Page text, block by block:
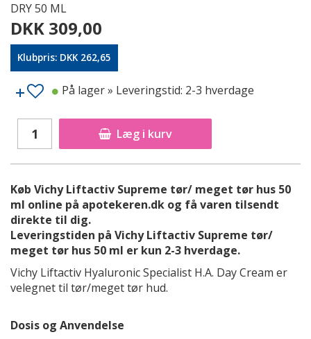
DRY 50 ML
DKK 309,00
Klubpris: DKK 262,65
Læg i kurv
På lager» Leveringstid: 2-3 hverdage
Køb Vichy Liftactiv Supreme tør/ meget tør hus 50
ml online på apotekeren.dk og få varen tilsendt
direkte til dig.
Leveringstiden på Vichy Liftactiv Supreme tør/
meget tør hus 50 ml er kun 2-3 hverdage.
Vichy Liftactiv Hyaluronic Specialist H.A. Day Cream er
velegnet til tør/meget tør hud.
Dosis og Anvendelse